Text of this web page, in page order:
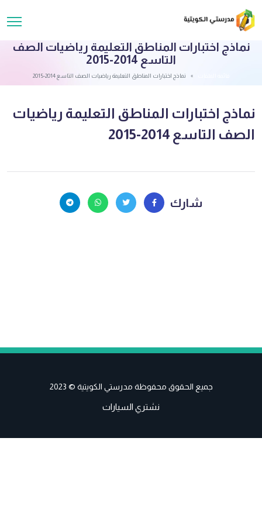
نماذج اختبارات المناطق التعليمة رياضيات الصف
التاسع 2014-2015
نماذج اختبارات المناطق التعليمة رياضيات الصف التاسع 2014-2015
نماذج اختبارات المناطق التعليمة رياضيات
الصف التاسع 2014-2015
شارك
جميع الحقوق محفوظة مدرستي الكويتية © 2023
نشتري السيارات